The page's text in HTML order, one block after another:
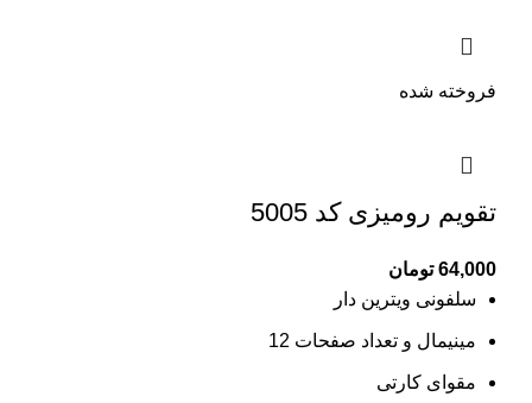
فروخته شده
تقویم رومیزی کد 5005
64,000 تومان
سلفونی ویترین دار
مینیمال و تعداد صفحات 12
مقوای کارتی